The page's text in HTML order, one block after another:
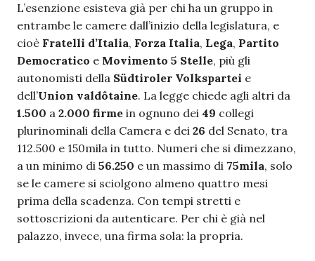
L’esenzione esisteva già per chi ha un gruppo in
entrambe le camere dall’inizio della legislatura, e
cioè Fratelli d’Italia, Forza Italia, Lega, Partito
Democratico e Movimento 5 Stelle, più gli
autonomisti della Südtiroler Volkspartei e
dell’Union valdôtaine. La legge chiede agli altri da
1.500 a 2.000 firme in ognuno dei 49 collegi
plurinominali della Camera e dei 26 del Senato, tra
112.500 e 150mila in tutto. Numeri che si dimezzano,
a un minimo di 56.250 e un massimo di 75mila, solo
se le camere si sciolgono almeno quattro mesi
prima della scadenza. Con tempi stretti e
sottoscrizioni da autenticare. Per chi è già nel
palazzo, invece, una firma sola: la propria.